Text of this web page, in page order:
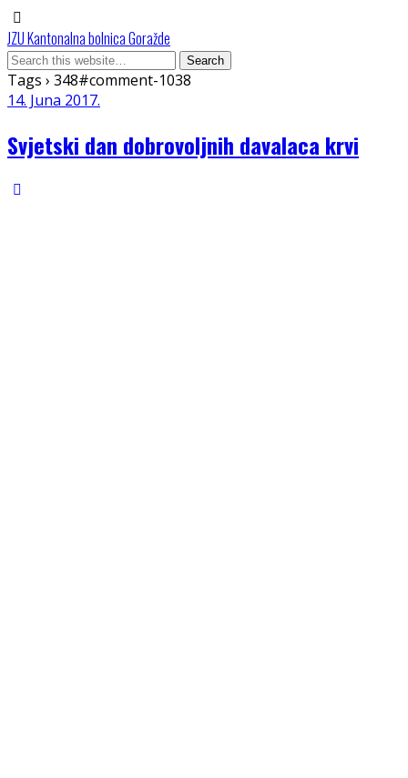
JZU Kantonalna bolnica Goražde
Tags › 348#comment-1038
14. Juna 2017.
Svjetski dan dobrovoljnih davalaca krvi